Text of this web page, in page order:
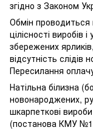
згідно з Законом
Обмін проводиться
цілісності
збережених
відсутність слідів
Пересилання
Натільна білизна
новонароджених,
шкарпеткові
(постанова КМУ